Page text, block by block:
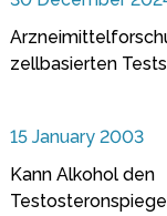
zellbasierten
15 January 2003
Kann Alkohol den